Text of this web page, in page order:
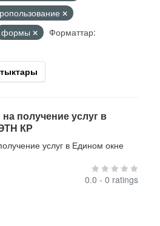
формы
Форматтар:
получение услуг в
КР
услуг в Едином окне
0.0 - 0 ratings